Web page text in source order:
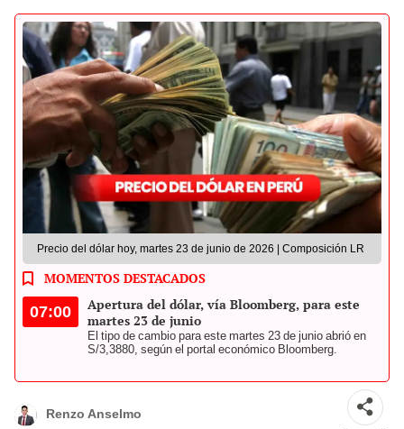
Precio del dólar hoy, martes 23 de junio de 2026 | Composición LR
MOMENTOS DESTACADOS
07:00
Apertura del dólar, vía Bloomberg, para este
martes 23 de junio
El tipo de cambio para este martes 23 de junio abrió en
S/3,3880, según el portal económico Bloomberg.
Renzo Anselmo